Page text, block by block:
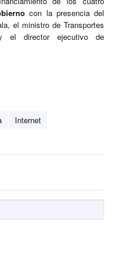
con la presencia del
el ministro de Transportes
el director ejecutivo de
Internet